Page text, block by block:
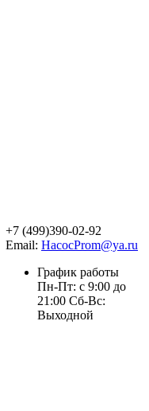
+7 (499)390-02-92
Email: HacocProm@ya.ru
График работы
Пн-Пт: с 9:00 до
21:00 Сб-Вс:
Выходной